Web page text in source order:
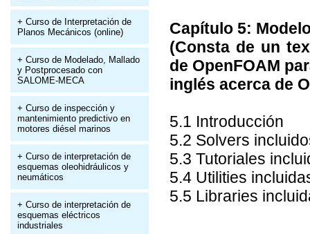
+ Curso de Interpretación de
Planos Mecánicos (online)
+ Curso de Modelado, Mallado
y Postprocesado con
SALOME-MECA
+ Curso de inspección y
mantenimiento predictivo en
motores diésel marinos
+ Curso de interpretación de
esquemas oleohidráulicos y
neumáticos
+ Curso de interpretación de
esquemas eléctricos
industriales
Capítulo 5:
(Consta de un
de OpenFOAM
inglés acerca de
5.1 Introducción
5.2 Solvers
5.3 Tutoriales
5.4 Utilities
5.5 Libraries